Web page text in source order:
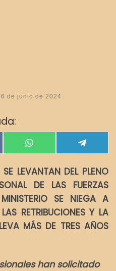
de junio de 2024
enCompartir en
W
h
t
s
A
p
p
e
e
g
r
a
m
LEVANTAN DEL PLENO
DE LAS FUERZAS
SE NIEGA A
RETRIBUCIONES Y LA
MÁS DE TRES AÑOS
han solicitado